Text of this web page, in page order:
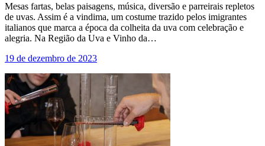
Mesas fartas, belas paisagens, música, diversão e parreirais repletos
de uvas. Assim é a vindima, um costume trazido pelos imigrantes
italianos que marca a época da colheita da uva com celebração e
alegria. Na Região da Uva e Vinho da…
19 de dezembro de 2023